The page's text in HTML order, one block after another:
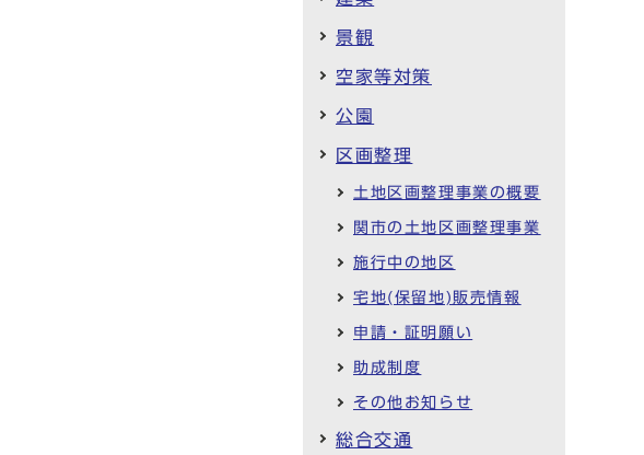
景観
空家等対策
公園
区画整理
土地区画整理事業の概要
関市の土地区画整理事業
施行中の地区
宅地(保留地)販売情報
申請・証明願い
助成制度
その他お知らせ
総合交通